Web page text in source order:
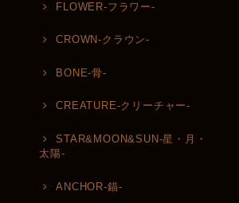
FLOWER-フラワー-
CROWN-クラウン-
BONE-骨-
CREATURE-クリーチャー-
STAR&MOON&SUN-星・月・
太陽-
ANCHOR-錨-